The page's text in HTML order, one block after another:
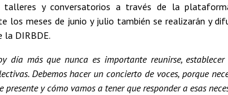
talleres y conversatorios a través de la
los meses de junio y julio también se realizarán y
la DIRBDE.
día más que nunca es importante reunirse,
Debemos hacer un concierto de voces, porque
presente y cómo vamos a tener que responder a esas